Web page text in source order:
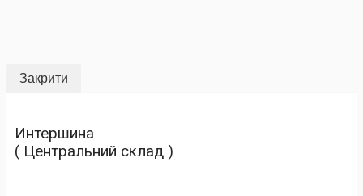
Закрити
Интершина
( Центральний склад )